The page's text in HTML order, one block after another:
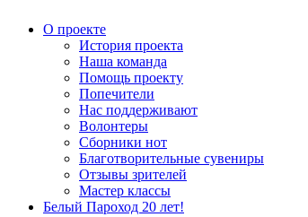
О проекте
История проекта
Наша команда
Помощь проекту
Попечители
Нас поддерживают
Волонтеры
Сборники нот
Благотворительные сувениры
Отзывы зрителей
Мастер классы
Белый Пароход 20 лет!